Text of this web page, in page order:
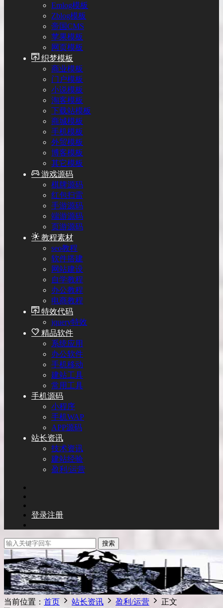
Emlog模板
Zblog模板
帝国CMS
苹果模板
网页模板
织梦模板
商业模板
门户模板
小说模板
淘客模板
下载站模板
商城模板
手机模板
外贸模板
博客模板
其它模板
游戏源码
棋牌源码
红包扫雷
手游源码
端游源码
页游源码
教程素材
seo教程
软件搭建
网站建设
自学教程
办公教程
电商教程
特效代码
jquery特效
精品软件
系统应用
办公软件
手机移动
建站工具
常用工具
手机源码
小程序
手机WAP
APP源码
站长资讯
技术资讯
建站经验
盈利/运营
登录注册
搜索
当前位置： 首页 站长资讯 盈利/运营 正文